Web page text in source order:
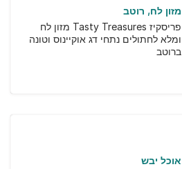
מזון לח רוטב
פריסקיז Tasty Treasures מזון לח
ומלא לחתולים נתחי דג אוקיינוס וטונה
ברוטב
אוכל יבש